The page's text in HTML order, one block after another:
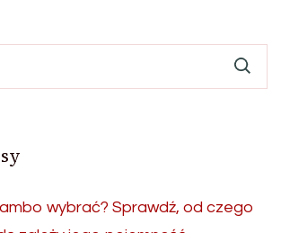
wybrać? Sprawdź, od czego